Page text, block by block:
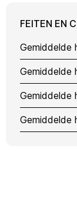
FEITEN EN
Gemiddelde
Gemiddelde
Gemiddelde
Gemiddelde